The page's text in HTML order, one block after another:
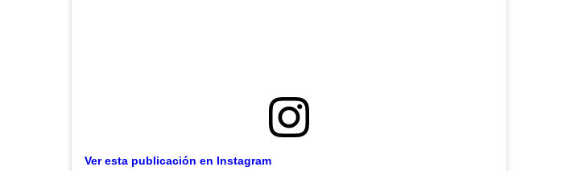
Ver esta publicación en Instagram